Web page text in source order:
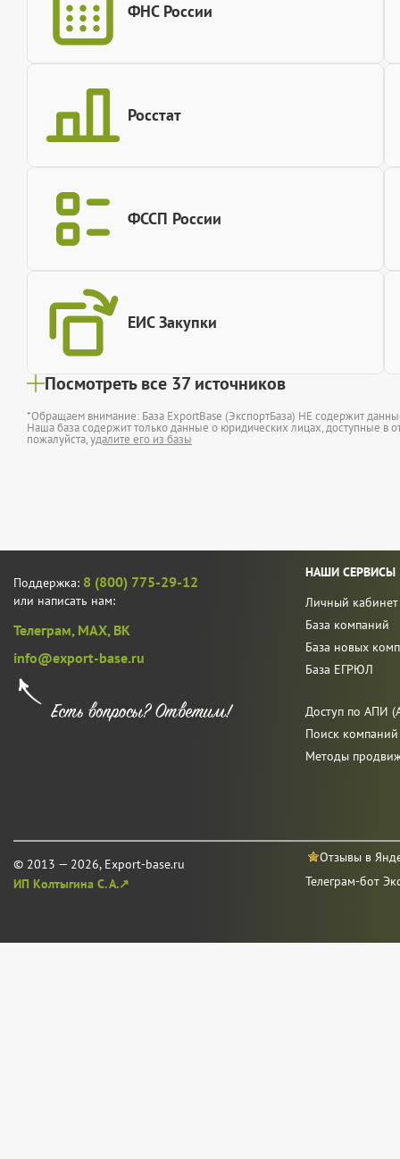
ФНС России
Росстат
ФССП России
ЕИС Закупки
Посмотреть все 37 источников
*Обращаем внимание: База ExportBase (ЭкспортБаза) НЕ содержит
Наша база содержит только данные о юридических лицах, доступные в
пожалуйста,удалите его из базы
Поддержка: 8 (800) 775-29-12
или написать нам:
Телеграм, MAX, ВК
info@export-base.ru
© 2013 — 2026, Export-base.ru
ИП Колтыгина С. А.↗
НАШИ СЕРВИСЫ
Личный кабинет
База компаний
База новых
База ЕГРЮЛ
Доступ по АПИ
Поиск
Методы
Отзывы в
Телеграм-бот